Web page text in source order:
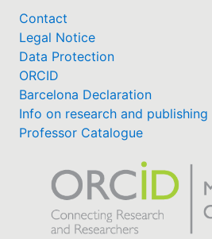
Contact
Legal Notice
Data Protection
ORCID
Barcelona Declaration
Info on research and publishing
Professor Catalogue